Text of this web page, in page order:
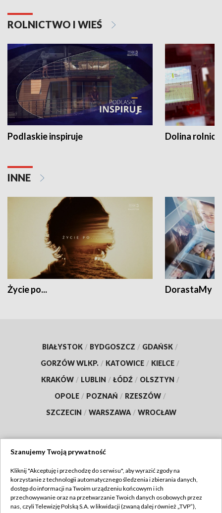
ROLNICTWO I WIEŚ
Podlaskie inspiruje Dolina
INNE
Życie po... DorastaMy
BIAŁYSTOK / BYDGOSZCZ / GDAŃSK /
GORZÓW WLKP. / KATOWICE / KIELCE /
KRAKÓW / LUBLIN / ŁÓDŹ / OLSZTYN /
OPOLE / POZNAŃ / RZESZÓW /
SZCZECIN / WARSZAWA / WROCŁAW
TVP
Abonament TVP
Regulamin TVP
Szanujemy Twoją prywatność
Kliknij "Akceptuję i przechodzę do serwisu", aby wyrazić zgody na
korzystanie z technologii automatycznego śledzenia i zbierania danych,
dostęp do informacji na Twoim urządzeniu końcowym i ich
przechowywanie oraz na przetwarzanie Twoich danych osobowych przez
nas, czyli Telewizję Polską S.A. w likwidacji (zwaną dalej również „TVP”),